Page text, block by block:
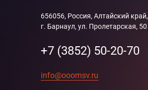
656056, Россия, Алтайский край,
г. Барнаул, ул. Пролетарская, 50
+7 (3852) 50-20-70
info@ooomsv.ru